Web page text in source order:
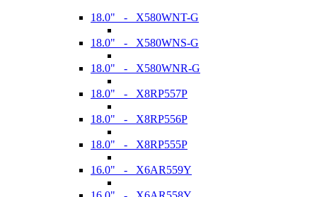
18.0" - X580WNT-G
18.0" - X580WNS-G
18.0" - X580WNR-G
18.0" - X8RP557P
18.0" - X8RP556P
18.0" - X8RP555P
16.0" - X6AR559Y